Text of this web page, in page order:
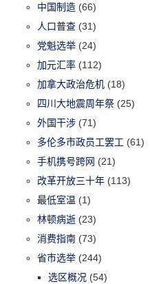
中国制造 (66)
人口普查 (31)
党魁选举 (24)
加元汇率 (112)
加拿大政治危机 (18)
四川大地震周年祭 (25)
外国干涉 (71)
多伦多市政员工罢工 (61)
手机携号跨网 (21)
改革开放三十年 (113)
最低室温 (1)
林顿病逝 (23)
消费指南 (73)
省市选举 (244)
选区概况 (54)